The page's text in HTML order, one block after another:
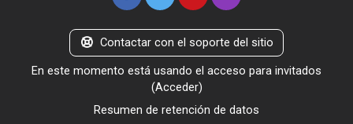
Contactar con el soporte del sitio
En este momento está usando el acceso para invitados
(Acceder)
Resumen de retención de datos